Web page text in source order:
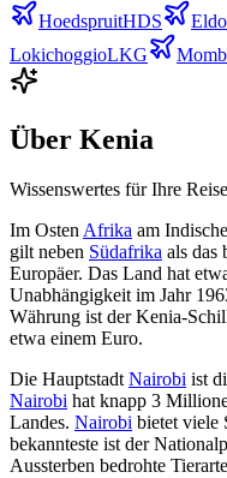
HoedspruitHDS
LokichoggioLKG
Über Kenia
Wissenswertes für Ihre Reise
Im OstenAfrika am
gilt neben Südafrika als das
Europäer. Das Land hat
Unabhängigkeit im Jahr
Währung ist der Kenia-
etwa einem Euro.
Die HauptstadtNairobi ist
Nairobi hat knapp 3
Landes. Nairobi bietet viele
bekannteste ist der
Aussterben bedrohte